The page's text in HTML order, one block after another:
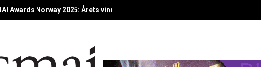
Awards Norway 2025: Årets vinnere kåret på Clarion Hotel The HUB